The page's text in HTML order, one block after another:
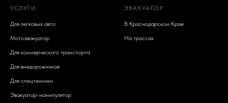
УСЛУГИ
Для легковых авто
Мотоэвакуатор
Для коммерческого транспорта
Для внедорожников
Для спецтехники
Эвакуатор-манипулятор
ЭВАКУАТОР
В Краснодарском Крае
На трассах